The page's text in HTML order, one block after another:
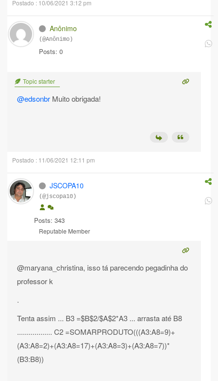
Postado : 10/06/2021 3:12 pm
Anônimo
(@Anônimo)
Posts: 0
Topic starter
@edsonbr Muito obrigada!
Postado : 11/06/2021 12:11 pm
JSCOPA10
(@jscopa10)
Posts: 343
Reputable Member
@maryana_christina, isso tá parecendo pegadinha do
professor k
.
Tenta assim ... B3 =$B$2/$A$2*A3 ... arrasta até B8
.................. C2 =SOMARPRODUTO(((A3:A8=9)+
(A3:A8=2)+(A3:A8=17)+(A3:A8=3)+(A3:A8=7))*
(B3:B8))